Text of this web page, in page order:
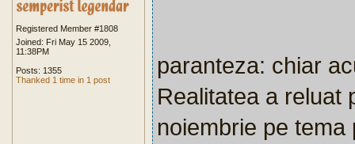
Registered Member #1808
Joined: Fri May 15 2009,
11:38PM
Posts: 1355
Thanked 1 time in 1 post
paranteza: chiar
Realitatea a reluat
noiembrie pe